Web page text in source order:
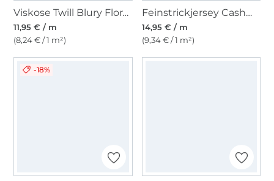
Viskose Twill Blury Florals, hellgrün
11,95 € / m
(8,24 € / 1 m²)
Feinstrickjersey Cashmere Touch, grau
14,95 € / m
(9,34 € / 1 m²)
-18%